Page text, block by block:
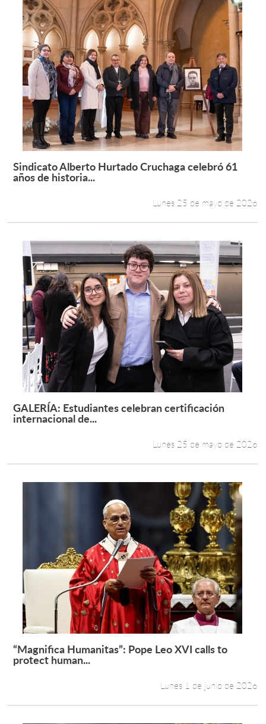
Leer más +
Sindicato Alberto Hurtado Cruchaga celebró 61
años de historia...
Lunes 25 de mayo de 2026
Leer más +
GALERÍA: Estudiantes celebran certificación
internacional de...
Lunes 25 de mayo de 2026
Leer más +
“Magnifica Humanitas”: Pope Leo XVI calls to
protect human...
Lunes 1 de junio de 2026